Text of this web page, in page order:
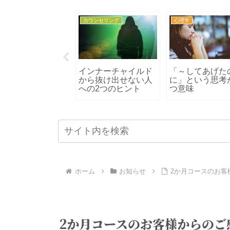
カウンセリング
インナーチャイルド
から抜け出せない人
への2つのヒント
心理学
「～してあげた
に」という思考
つ意味
ホーム お知らせ 2か月コースのお客
2か月コースのお客様からの